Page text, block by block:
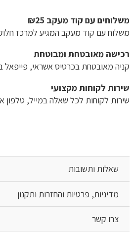
משלוחים עם קוד מעקב ₪25
משלוח​ עם קוד מעקב המגיע למרכז
רכישה​ ​מאובטחת ומבוטחת
קניה מאובטחת בכרטיס אשראי, פייפאל
שירות לקוחות מקצועי
שירות לקוחות לכל שאלה במייל, טלפון
שאלות ותשובות
מדיניות, פרטיות והחזרות ותקנון
צרו קשר